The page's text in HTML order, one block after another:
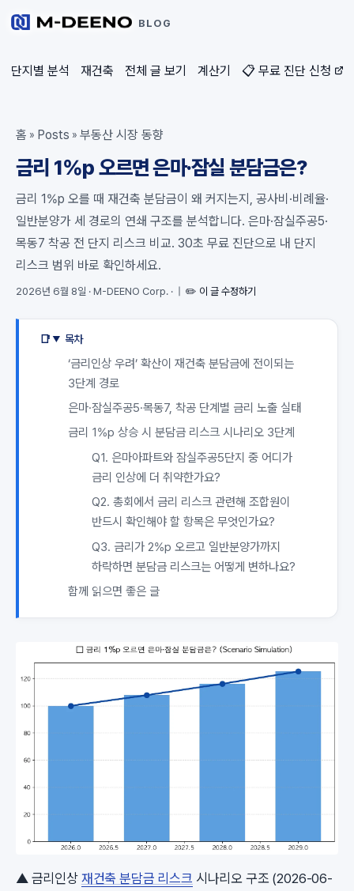
BLOG
단지별 분석 재건축 전체 글 보기 계산기 📋 무료 진단 신청
홈 » Posts » 부동산 시장 동향
금리 1%p 오르면 은마·잠실 분담금은?
금리 1%p 오를 때 재건축 분담금이 왜 커지는지, 공사비·비례율·
일반분양가 세 경로의 연쇄 구조를 분석합니다. 은마·잠실주공5·
목동7 착공 전 단지 리스크 비교. 30초 무료 진단으로 내 단지
리스크 범위 바로 확인하세요.
2026년 6월 8일 · M-DEENO Corp. · ✏️ 이 글 수정하기
목차
‘금리인상 우려’ 확산이 재건축 분담금에 전이되는
3단계 경로
은마·잠실주공5·목동7, 착공 단계별 금리 노출 실태
금리 1%p 상승 시 분담금 리스크 시나리오 3단계
Q1. 은마아파트와 잠실주공5단지 중 어디가
금리 인상에 더 취약한가요?
Q2. 총회에서 금리 리스크 관련해 조합원이
반드시 확인해야 할 항목은 무엇인가요?
Q3. 금리가 2%p 오르고 일반분양가까지
하락하면 분담금 리스크는 어떻게 변하나요?
함께 읽으면 좋은 글
▲ 금리인상 재건축 분담금 리스크 시나리오 구조 (2026-06-